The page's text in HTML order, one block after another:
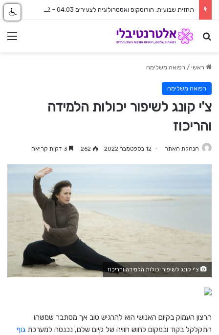
תחזית שבועית: הורוסקופ ואסטרולוגיה לצעירים 04.03 – 26.02
חפש
ראשי / רפואה משלימה
רפואה משלימה
צ'י קונג לשיפור יכולות הלמידה
והריכוז
הנהלת האתר 12 בספטמבר 2022 262
צ'י קונג לשיפור יכולות הלמידה והריכוז
הרצון העמוק בקיום האנושי הוא להרגיש טוב אך מסתבר שמשהו
התקלקל בקוד ובמקום לחוש חוויה של קיום שלם, נכנסה למערכת גוף